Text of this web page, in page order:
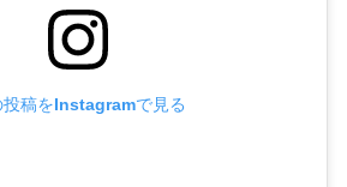
投稿をInstagramで見る